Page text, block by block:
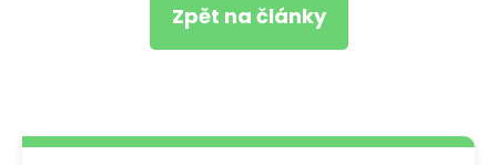
Zpět na články